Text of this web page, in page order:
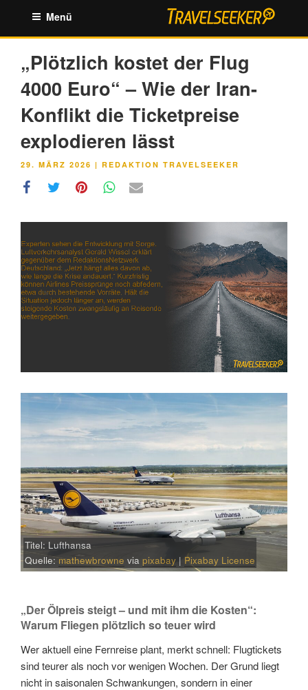
springen
Menü
„Plötzlich kostet der Flug
4000 Euro“ – Wie der Iran-
Konflikt die Ticketpreise
explodieren lässt
VERÖFFENTLICHT
29. MÄRZ 2026 | REDAKTION TRAVELSEEKER
Titel: Lufthansa
Quelle: mathewbrowne viapixabay | Pixabay License
„Der Ölpreis steigt – und mit ihm die Kosten“:
Warum Fliegen plötzlich so teuer wird
Wer aktuell eine Fernreise plant, merkt schnell: Flugtickets
sind teurer als noch vor wenigen Wochen. Der Grund liegt
nicht in saisonalen Schwankungen, sondern in einer